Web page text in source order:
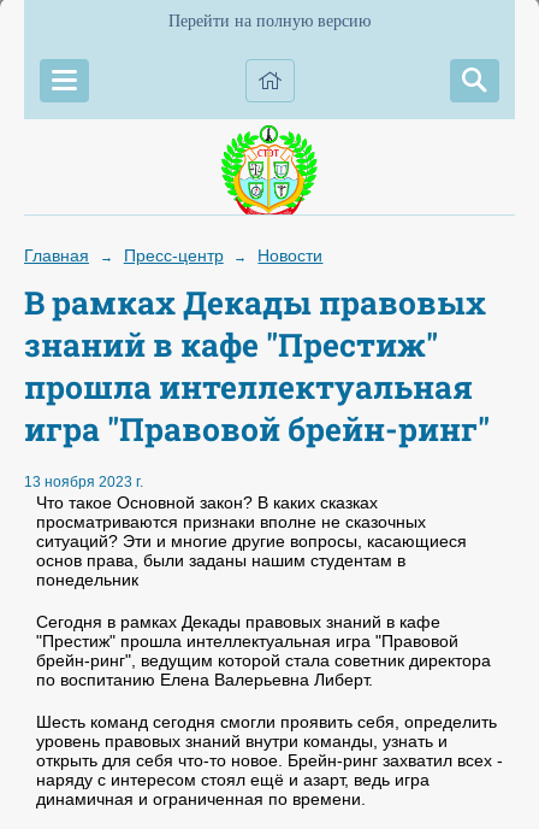
Перейти на полную версию
Главная → Пресс-центр → Новости
В рамках Декады правовых
знаний в кафе "Престиж"
прошла интеллектуальная
игра "Правовой брейн-ринг"
13 ноября 2023 г.
Что такое Основной закон? В каких сказках
просматриваются признаки вполне не сказочных
ситуаций? Эти и многие другие вопросы, касающиеся
основ права, были заданы нашим студентам в
понедельник
Сегодня в рамках Декады правовых знаний в кафе
"Престиж" прошла интеллектуальная игра "Правовой
брейн-ринг", ведущим которой стала советник директора
по воспитанию Елена Валерьевна Либерт.
Шесть команд сегодня смогли проявить себя, определить
уровень правовых знаний внутри команды, узнать и
открыть для себя что-то новое. Брейн-ринг захватил всех -
наряду с интересом стоял ещё и азарт, ведь игра
динамичная и ограниченная по времени.